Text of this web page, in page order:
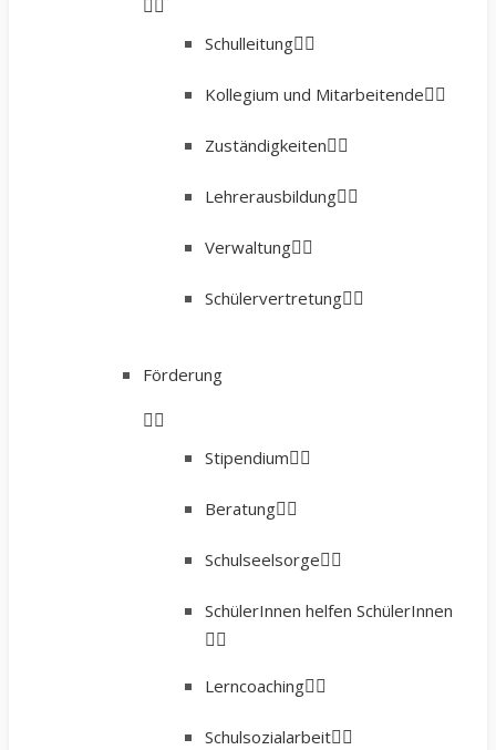
Schulleitung
Kollegium und Mitarbeitende
Zuständigkeiten
Lehrerausbildung
Verwaltung
Schülervertretung
Förderung
Stipendium
Beratung
Schulseelsorge
SchülerInnen helfen SchülerInnen
Lerncoaching
Schulsozialarbeit